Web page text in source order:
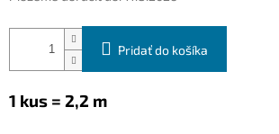
Pridať do košíka
1 kus = 2,2 m